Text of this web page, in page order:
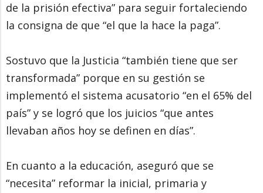
de la prisión efectiva” para seguir fortaleciendo
la consigna de que “el que la hace la paga”.
Sostuvo que la Justicia “también tiene que ser
transformada” porque en su gestión se
implementó el sistema acusatorio “en el 65% del
país” y se logró que los juicios “que antes
llevaban años hoy se definen en días”.
En cuanto a la educación, aseguró que se
“necesita” reformar la inicial, primaria y